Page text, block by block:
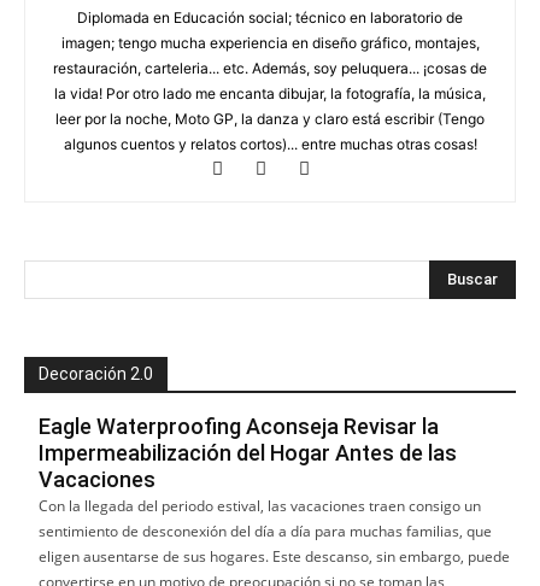
Diplomada en Educación social; técnico en laboratorio de
imagen; tengo mucha experiencia en diseño gráfico, montajes,
restauración, carteleria... etc. Además, soy peluquera... ¡cosas de
la vida! Por otro lado me encanta dibujar, la fotografía, la música,
leer por la noche, Moto GP, la danza y claro está escribir (Tengo
algunos cuentos y relatos cortos)... entre muchas otras cosas!
Decoración 2.0
Eagle Waterproofing Aconseja Revisar la
Impermeabilización del Hogar Antes de las
Vacaciones
Con la llegada del periodo estival, las vacaciones traen consigo un
sentimiento de desconexión del día a día para muchas familias, que
eligen ausentarse de sus hogares. Este descanso, sin embargo, puede
convertirse en un motivo de preocupación si no se toman las